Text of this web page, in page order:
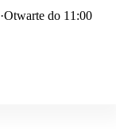
·Otwarte do 11:00